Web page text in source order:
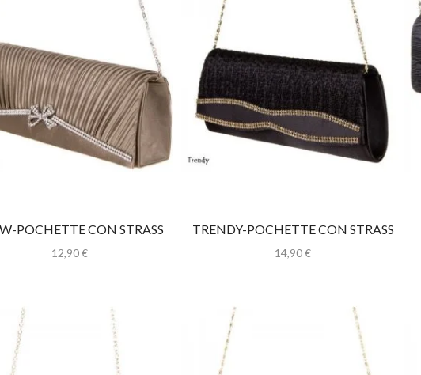
POCHETTE CON STRASS
12,90€
TRENDY-POCHETTE CON STRASS
14,90€